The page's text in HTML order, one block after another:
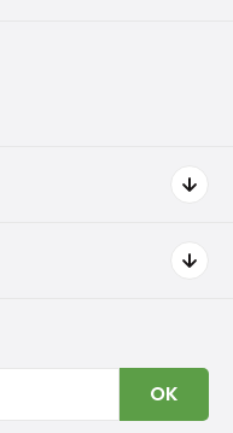
OK